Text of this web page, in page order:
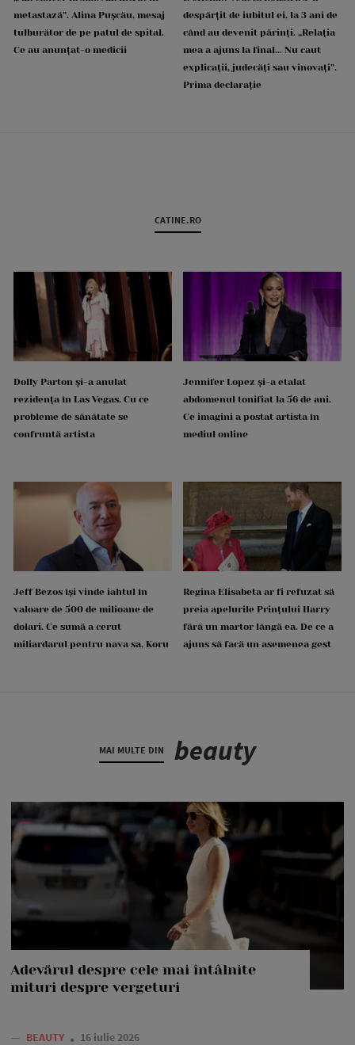
metastază”. Alina Pușcău, mesaj
tulburător de pe patul de spital.
Ce au anunțat-o medicii
despărțit de iubitul ei, la 3 ani de
când au devenit părinți. „Relația
mea a ajuns la final... Nu caut
explicații, judecăți sau vinovați”.
Prima declarație
CATINE.RO
Dolly Parton și-a anulat
rezidența în Las Vegas. Cu ce
probleme de sănătate se
confruntă artista
Jennifer Lopez și-a etalat
abdomenul tonifiat la 56 de ani.
Ce imagini a postat artista în
mediul online
Jeff Bezos își vinde iahtul în
valoare de 500 de milioane de
dolari. Ce sumă a cerut
miliardarul pentru nava sa, Koru
Regina Elisabeta ar fi refuzat să
preia apelurile Prințului Harry
fără un martor lângă ea. De ce a
ajuns să facă un asemenea gest
MAI MULTE DIN beauty
Adevărul despre cele mai întâlnite
mituri despre vergeturi
— BEAUTY 16 iulie 2026